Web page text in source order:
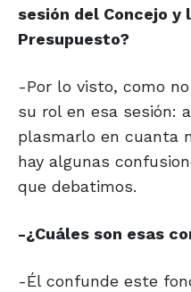
sesión del Concejo y
Presupuesto?
-Por lo visto, como
su rol en esa sesión:
plasmarlo en cuanta
hay algunas
que debatimos.
-¿Cuáles son esas
-Él confunde este